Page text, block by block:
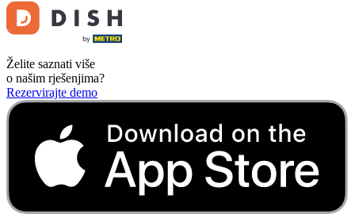
Želite saznati više
o našim rješenjima?
Rezervirajte demo